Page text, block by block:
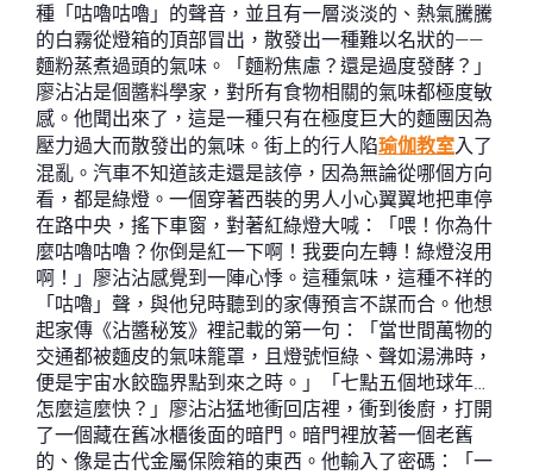
種「咕嚕咕嚕」的聲音，並且有一層淡淡的、熱氣騰騰
的白霧從燈箱的頂部冒出，散發出一種難以名狀的——
麵粉蒸煮過頭的氣味。「麵粉焦慮？還是過度發酵？」
廖沾沾是個醬料學家，對所有食物相關的氣味都極度敏
感。他聞出來了，這是一種只有在極度巨大的麵團因為
壓力過大而散發出的氣味。街上的行人陷瑜伽教室入了
混亂。汽車不知道該走還是該停，因為無論從哪個方向
看，都是綠燈。一個穿著西裝的男人小心翼翼地把車停
在路中央，搖下車窗，對著紅綠燈大喊：「喂！你為什
麼咕嚕咕嚕？你倒是紅一下啊！我要向左轉！綠燈沒用
啊！」廖沾沾感覺到一陣心悸。這種氣味，這種不祥的
「咕嚕」聲，與他兒時聽到的家傳預言不謀而合。他想
起家傳《沾醬秘笈》裡記載的第一句：「當世間萬物的
交通都被麵皮的氣味籠罩，且燈號恒綠、聲如湯沸時，
便是宇宙水餃臨界點到來之時。」「七點五個地球年…
怎麼這麼快？」廖沾沾猛地衝回店裡，衝到後廚，打開
了一個藏在舊冰櫃後面的暗門。暗門裡放著一個老舊
的、像是古代金屬保險箱的東西。他輸入了密碼：「一